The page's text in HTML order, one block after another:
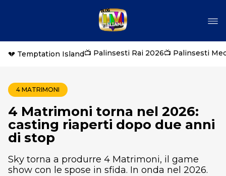
💔 Temptation Island📺 Palinsesti Rai 2026📺 Palinsesti
4 MATRIMONI
4 Matrimoni torna nel 2026:
casting riaperti dopo due anni
di stop
Sky torna a produrre 4 Matrimoni, il game
show con le spose in sfida. In onda nel 2026.